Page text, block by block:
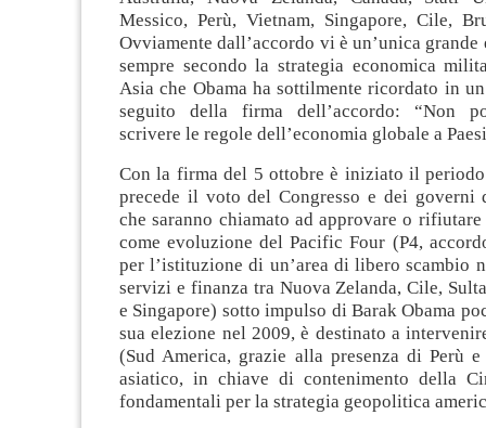
Messico, Perù, Vietnam, Singapore, Cile,
Ovviamente dall’accordo vi è un’unica grande
sempre secondo la strategia economica
Asia che Obama ha sottilmente ricordato in
seguito della firma dell’accordo: “Non
scrivere le regole dell’economia globale a
Con la firma del 5 ottobre è iniziato il
precede il voto del Congresso e dei governi
che saranno chiamato ad approvare o rifiutare
come evoluzione del Pacific Four (P4,
per l’istituzione di un’area di libero scambio
servizi e finanza tra Nuova Zelanda, Cile,
e Singapore) sotto impulso di Barak Obama
sua elezione nel 2009, è destinato a
(Sud America, grazie alla presenza di Perù
asiatico, in chiave di contenimento della
fondamentali per la strategia geopolitica